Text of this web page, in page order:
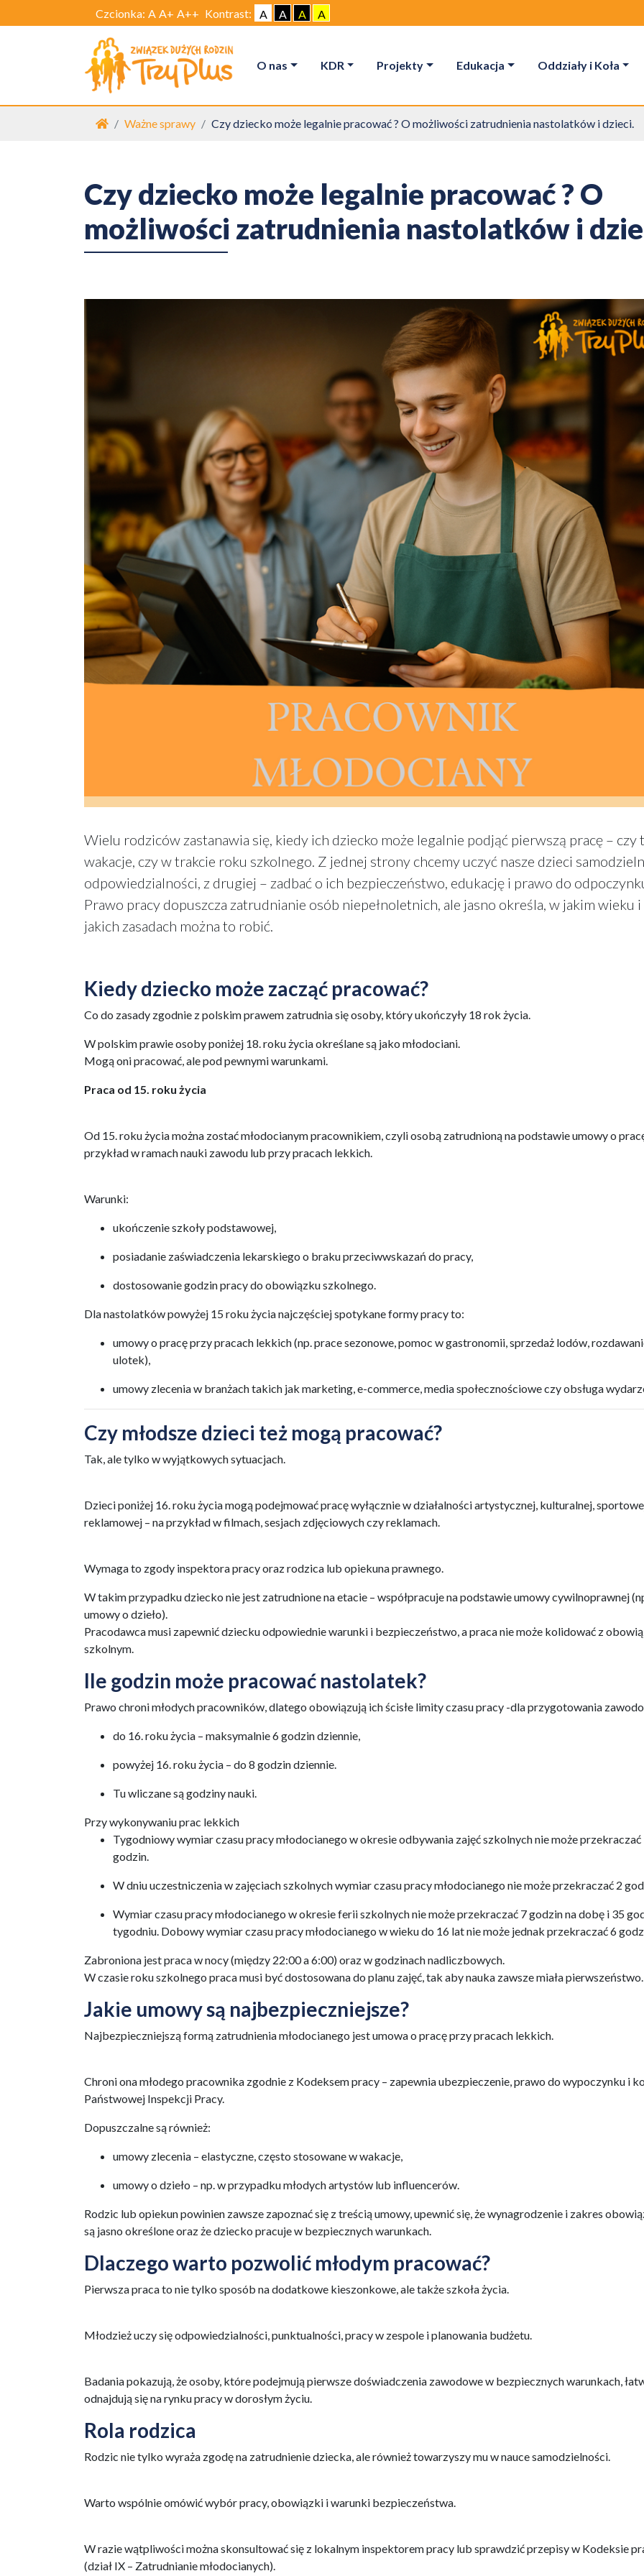
Czcionka: A A+ A++ Kontrast: A A A A
O nas KDR Projekty Edukacja Oddziały i Koła
Strona główna
Ważne sprawy Czy dziecko może legalnie pracować ? O możliwości zatrudnienia nastolatków i dzieci.
Czy dziecko może legalnie pracować ? O
możliwości zatrudnienia nastolatków i
Wielu rodziców zastanawia się, kiedy ich dziecko może legalnie podjąć pierwszą pracę – czy
wakacje, czy w trakcie roku szkolnego. Z jednej strony chcemy uczyć nasze dzieci
odpowiedzialności, z drugiej – zadbać o ich bezpieczeństwo, edukację i prawo do
Prawo pracy dopuszcza zatrudnianie osób niepełnoletnich, ale jasno określa, w jakim wieku i
jakich zasadach można to robić.
Kiedy dziecko może zacząć pracować?
Co do zasady zgodnie z polskim prawem zatrudnia się osoby, który ukończyły 18 rok życia.
W polskim prawie osoby poniżej 18. roku życia określane są jako młodociani.
Mogą oni pracować, ale pod pewnymi warunkami.
Praca od 15. roku życia
Od 15. roku życia można zostać młodocianym pracownikiem, czyli osobą zatrudnioną na podstawie umowy o
przykład w ramach nauki zawodu lub przy pracach lekkich.
Warunki:
ukończenie szkoły podstawowej,
posiadanie zaświadczenia lekarskiego o braku przeciwwskazań do pracy,
dostosowanie godzin pracy do obowiązku szkolnego.
Dla nastolatków powyżej 15 roku życia najczęściej spotykane formy pracy to:
umowy o pracę przy pracach lekkich (np. prace sezonowe, pomoc w gastronomii, sprzedaż lodów,
ulotek),
umowy zlecenia w branżach takich jak marketing, e-commerce, media społecznościowe czy obsługa
Czy młodsze dzieci też mogą pracować?
Tak, ale tylko w wyjątkowych sytuacjach.
Dzieci poniżej 16. roku życia mogą podejmować pracę wyłącznie w działalności artystycznej, kulturalnej,
reklamowej – na przykład w filmach, sesjach zdjęciowych czy reklamach.
Wymaga to zgody inspektora pracy oraz rodzica lub opiekuna prawnego.
W takim przypadku dziecko nie jest zatrudnione na etacie – współpracuje na podstawie umowy cywilnoprawnej
umowy o dzieło).
Pracodawca musi zapewnić dziecku odpowiednie warunki i bezpieczeństwo, a praca nie może kolidować z
szkolnym.
Ile godzin może pracować nastolatek?
Prawo chroni młodych pracowników, dlatego obowiązują ich ścisłe limity czasu pracy -dla przygotowania
do 16. roku życia – maksymalnie 6 godzin dziennie,
powyżej 16. roku życia – do 8 godzin dziennie.
Tu wliczane są godziny nauki.
Przy wykonywaniu prac lekkich
Tygodniowy wymiar czasu pracy młodocianego w okresie odbywania zajęć szkolnych nie może przekraczać
godzin.
W dniu uczestniczenia w zajęciach szkolnych wymiar czasu pracy młodocianego nie może przekraczać 2
Wymiar czasu pracy młodocianego w okresie ferii szkolnych nie może przekraczać 7 godzin na dobę i 35
tygodniu. Dobowy wymiar czasu pracy młodocianego w wieku do 16 lat nie może jednak przekraczać 6
Zabroniona jest praca w nocy (między 22:00 a 6:00) oraz w godzinach nadliczbowych.
W czasie roku szkolnego praca musi być dostosowana do planu zajęć, tak aby nauka zawsze miała pierwszeństwo.
Jakie umowy są najbezpieczniejsze?
Najbezpieczniejszą formą zatrudnienia młodocianego jest umowa o pracę przy pracach lekkich.
Chroni ona młodego pracownika zgodnie z Kodeksem pracy – zapewnia ubezpieczenie, prawo do wypoczynku i
Państwowej Inspekcji Pracy.
Dopuszczalne są również:
umowy zlecenia – elastyczne, często stosowane w wakacje,
umowy o dzieło – np. w przypadku młodych artystów lub influencerów.
Rodzic lub opiekun powinien zawsze zapoznać się z treścią umowy, upewnić się, że wynagrodzenie i zakres
są jasno określone oraz że dziecko pracuje w bezpiecznych warunkach.
Dlaczego warto pozwolić młodym pracować?
Pierwsza praca to nie tylko sposób na dodatkowe kieszonkowe, ale także szkoła życia.
Młodzież uczy się odpowiedzialności, punktualności, pracy w zespole i planowania budżetu.
Badania pokazują, że osoby, które podejmują pierwsze doświadczenia zawodowe w bezpiecznych warunkach,
odnajdują się na rynku pracy w dorosłym życiu.
Rola rodzica
Rodzic nie tylko wyraża zgodę na zatrudnienie dziecka, ale również towarzyszy mu w nauce samodzielności.
Warto wspólnie omówić wybór pracy, obowiązki i warunki bezpieczeństwa.
W razie wątpliwości można skonsultować się z lokalnym inspektorem pracy lub sprawdzić przepisy w Kodeksie
(dział IX – Zatrudnianie młodocianych).